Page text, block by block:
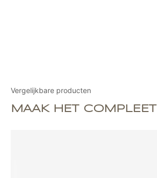
Vergelijkbare producten
MAAK HET COMPLEET